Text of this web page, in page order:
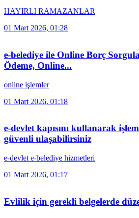
HAYIRLI RAMAZANLAR
01 Mart 2026, 01:28
e-belediye ile Online Borç
Ödeme, Online...
online işlemler
01 Mart 2026, 01:18
e-devlet kapısını kullanarak
güvenli ulaşabilirsiniz
e-devlet e-belediye hizmetleri
01 Mart 2026, 01:17
Evlilik için gerekli belgelerde